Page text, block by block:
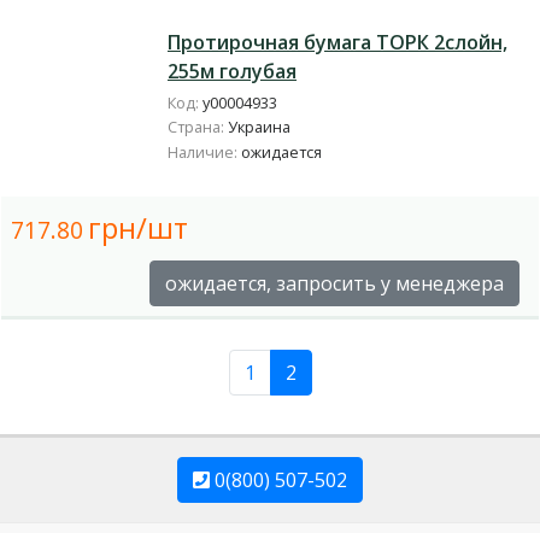
Протирочная бумага ТОРК 2слойн,
255м голубая
Код: у00004933
Страна: Украина
Наличие: ожидается
717.80 грн/шт
ожидается, запросить у менеджера
1 2
0(800) 507-502